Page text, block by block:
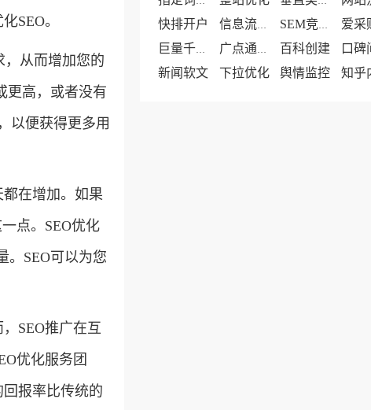
SEO。
，从而增加您的
更高，或者没有
以便获得更多用
在增加。如果
点。SEO优化
。SEO可以为您
SEO推广在互
优化服务团
报率比传统的
快排开户
百科创建
口碑
新闻软文
下拉优化 舆情监控